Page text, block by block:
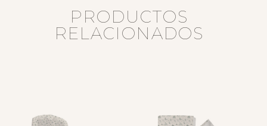
PRODUCTOS
RELACIONADOS